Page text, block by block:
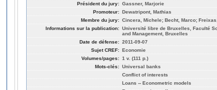
Président du jury: Gassner, Marjorie
Promoteur: Dewatripont, Mathias
Membre du jury: Cincera, Michele; Becht, Marco;
Informations sur la publication: Université libre de Bruxelles, Faculté
and Management, Bruxelles
Date de défense: 2011-09-07
Sujet CREF: Economie
Volumes/pages: 1 v. (111 p.)
Mots-clés: Universal banks
Conflict of interests
Loans -- Econometric models